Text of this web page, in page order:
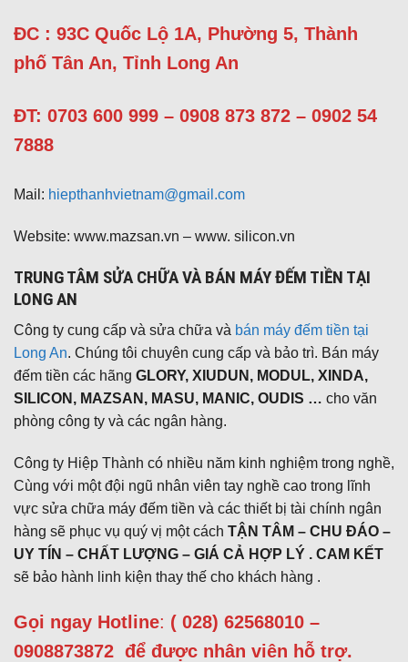
ĐC : 93C Quốc Lộ 1A, Phường 5, Thành
phố Tân An, Tỉnh Long An
ĐT: 0703 600 999 – 0908 873 872 – 0902 54
7888
Mail: hiepthanhvietnam@gmail.com
Website: www.mazsan.vn – www. silicon.vn
TRUNG TÂM SỬA CHỮA VÀ BÁN MÁY ĐẾM TIỀN TẠI
LONG AN
Công ty cung cấp và sửa chữa và bán máy đếm tiền tại
Long An. Chúng tôi chuyên cung cấp và bảo trì. Bán máy
đếm tiền các hãng GLORY, XIUDUN, MODUL, XINDA,
SILICON, MAZSAN, MASU, MANIC, OUDIS … cho văn
phòng công ty và các ngân hàng.
Công ty Hiệp Thành có nhiều năm kinh nghiệm trong nghề,
Cùng với một đội ngũ nhân viên tay nghề cao trong lĩnh
vực sửa chữa máy đếm tiền và các thiết bị tài chính ngân
hàng sẽ phục vụ quý vị một cách TẬN TÂM – CHU ĐÁO –
UY TÍN – CHẤT LƯỢNG – GIÁ CẢ HỢP LÝ . CAM KẾT
sẽ bảo hành linh kiện thay thế cho khách hàng .
Gọi ngay Hotline: ( 028) 62568010 –
0908873872 để được nhân viên hỗ trợ.